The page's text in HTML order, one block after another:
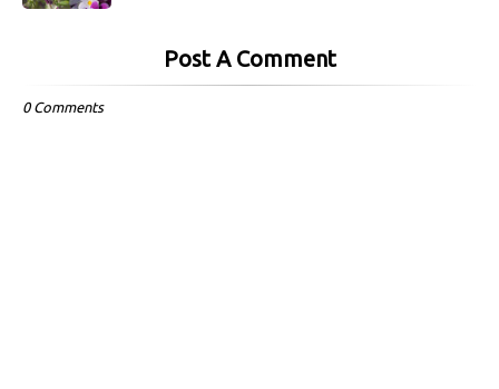
Post A Comment
0 Comments